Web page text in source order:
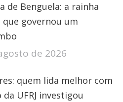
de Benguela: a rainha
que governou um
de 2026
quem lida melhor com
UFRJ investigou